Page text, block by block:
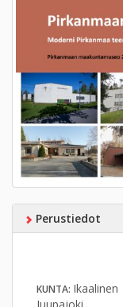
Perustiedot
KUNTA: Ikaalinen
Juupajoki